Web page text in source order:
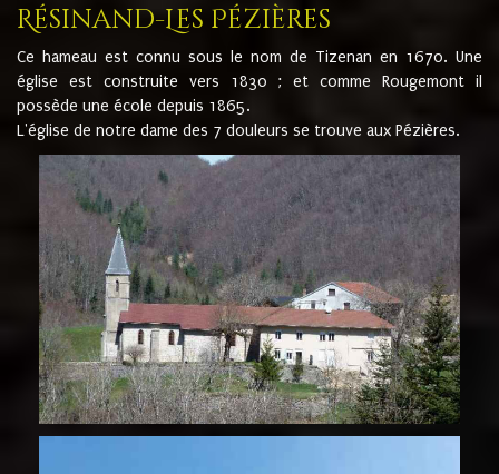
Résinand-Les Pézières
Ce hameau est connu sous le nom de Tizenan en 1670. Une
église est construite vers 1830 ; et comme Rougemont il
possède une école depuis 1865.
L'église de notre dame des 7 douleurs se trouve aux Pézières.